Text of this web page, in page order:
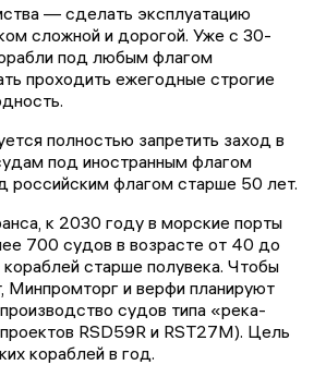
— сделать эксплуатацию
сложной и дорогой. Уже с 30-
под любым флагом
проходить ежегодные строгие
полностью запретить заход в
под иностранным флагом
российским флагом старше 50 лет.
к 2030 году в морские порты
700 судов в возрасте от 40 до
старше полувека. Чтобы
Минпромторг и верфи планируют
судов типа «река-
RSD59R и RST27М). Цель
кораблей в год.